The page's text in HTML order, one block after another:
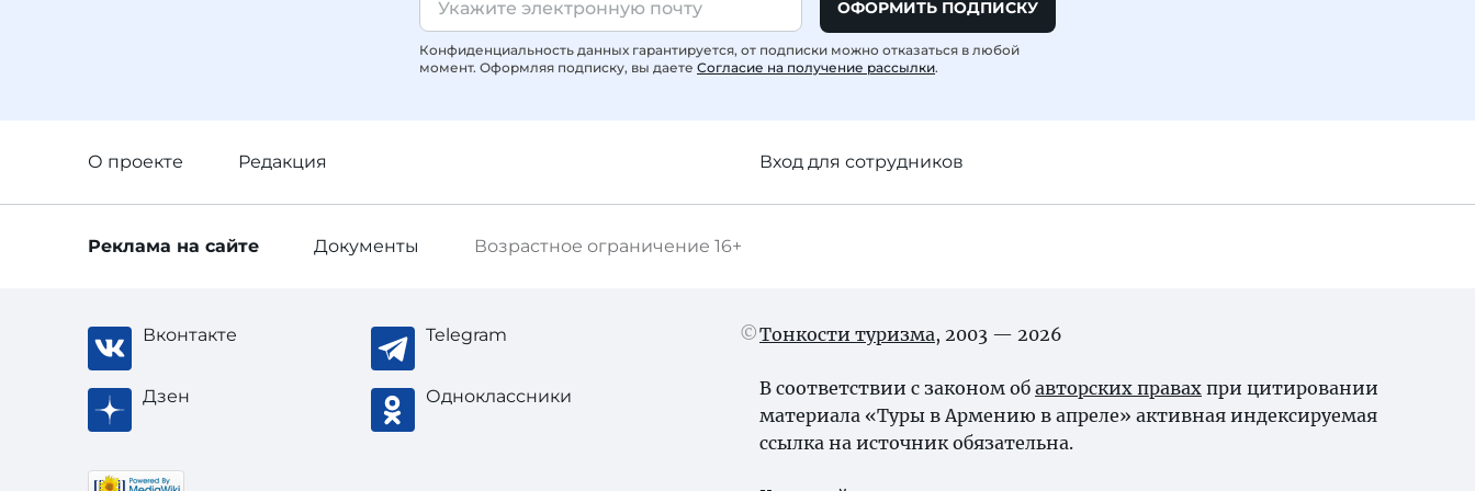
ОФОРМИТЬ ПОДПИСКУ
Конфиденциальность данных гарантируется, от подписки можно отказаться в любой
момент. Оформляя подписку, вы даете Согласие на получение рассылки.
О проекте Редакция Вход для сотрудников
Возрастное ограничение 16+
Реклама на сайте Документы
Вконтакте Telegram
Дзен Одноклассники
Тонкости туризма, 2003 — 2026
В соответствии с законом об авторских правах при цитировании
материала «Туры в Армению в апреле» активная индексируемая
ссылка на источник обязательна.